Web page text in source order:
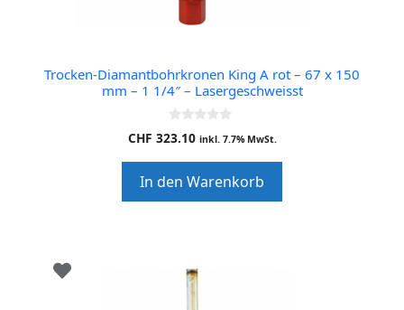
Trocken-Diamantbohrkronen King A rot – 67 x 150
mm – 1 1/4″ – Lasergeschweisst
0
o
o
f
5
CHF 323.10 inkl. 7.7% MwSt.
In den Warenkorb